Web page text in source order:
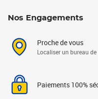
Nos Engagements
Proche de vous
Localiser un bureau
Paiements 100%